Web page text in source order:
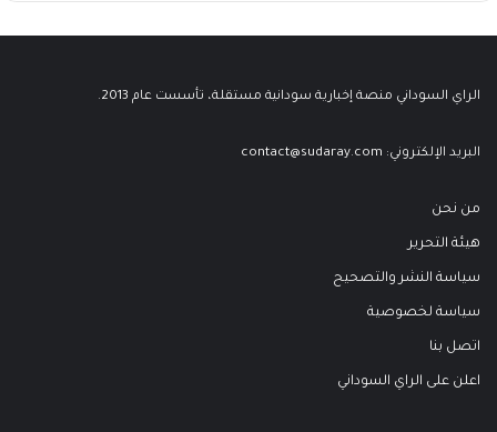
الراي السوداني منصة إخبارية سودانية مستقلة، تأسست عام 2013.
البريد الإلكتروني: contact@sudaray.com
من نحن
هيئة التحرير
سياسة النشر والتصحيح
سياسة لخصوصية
اتصل بنا
اعلن على الراي السوداني